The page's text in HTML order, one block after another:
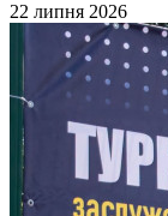
22 липня 2026